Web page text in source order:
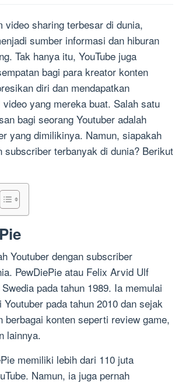
video sharing terbesar di dunia,
sumber informasi dan hiburan
Tak hanya itu, YouTube juga
bagi para kreator konten
diri dan mendapatkan
video yang mereka buat. Salah satu
bagi seorang Youtuber adalah
yang dimilikinya. Namun, siapakah
subscriber terbanyak di dunia? Berikut
Youtuber dengan subscriber
PewDiePie atau Felix Arvid Ulf
pada tahun 1989. Ia memulai
pada tahun 2010 dan sejak
berbagai konten seperti review game,
lainnya.
memiliki lebih dari 110 juta
Namun, ia juga pernah